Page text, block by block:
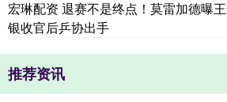
宏琳配资 退赛不是终点！莫雷加德曝
银收官后乒协出手
推荐资讯